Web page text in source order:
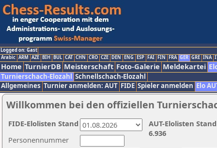
Logged on: Gast
Arabic ARM AZE BIH BUL CAT CHN CRO CZE DEN ENG ESP FAI FIN FRA GER GRE INA
Home TurnierDB Meisterschaft Foto-Galerie Meldekartei
Turnierschach-Elozahl Schnellschach-Elozahl
Allgemeines Turnier anmelden: AUT FIDE Spieler anmelden Elo
Willkommen bei den offiziellen
Personennummer
AUT-Elolisten
6.936
FIDE-Elolisten Stand